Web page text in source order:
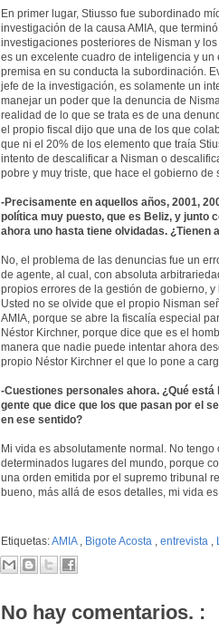
En primer lugar, Stiusso fue subordinado
investigación de la causa AMIA, que
investigaciones posteriores de Nisman y
es un excelente cuadro de inteligencia y
premisa en su conducta la subordinación.
jefe de la investigación, es solamente un
manejar un poder que la denuncia de
realidad de lo que se trata es de una
el propio fiscal dijo que una de los que
que ni el 20% de los elemento que traía
intento de descalificar a Nisman o
pobre y muy triste, que hace el gobierno de
-Precisamente en aquellos años, 2001,
política muy puesto, que es Beliz, y junto
ahora uno hasta tiene olvidadas. ¿Tienen
No, el problema de las denuncias fue un
de agente, al cual, con absoluta
propios errores de la gestión de gobierno,
Usted no se olvide que el propio Nisman
AMIA, porque se abre la fiscalía especial
Néstor Kirchner, porque dice que es el
manera que nadie puede intentar ahora
propio Néstor Kirchner el que lo pone a
-Cuestiones personales ahora. ¿Qué
gente que dice que los que pasan por el
en ese sentido?
Mi vida es absolutamente normal. No
determinados lugares del mundo, porque
una orden emitida por el supremo tribunal
bueno, más allá de esos detalles, mi vida
Etiquetas:AMIA , Bigote Acosta , entrevista ,
No hay comentarios. :